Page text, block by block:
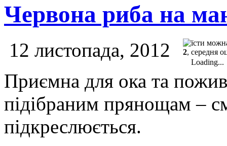
Червона риба на
12 листопада, 2012 2, середня
Loading...
Приємна для ока та
підібраним прянощам –
підкреслюється.